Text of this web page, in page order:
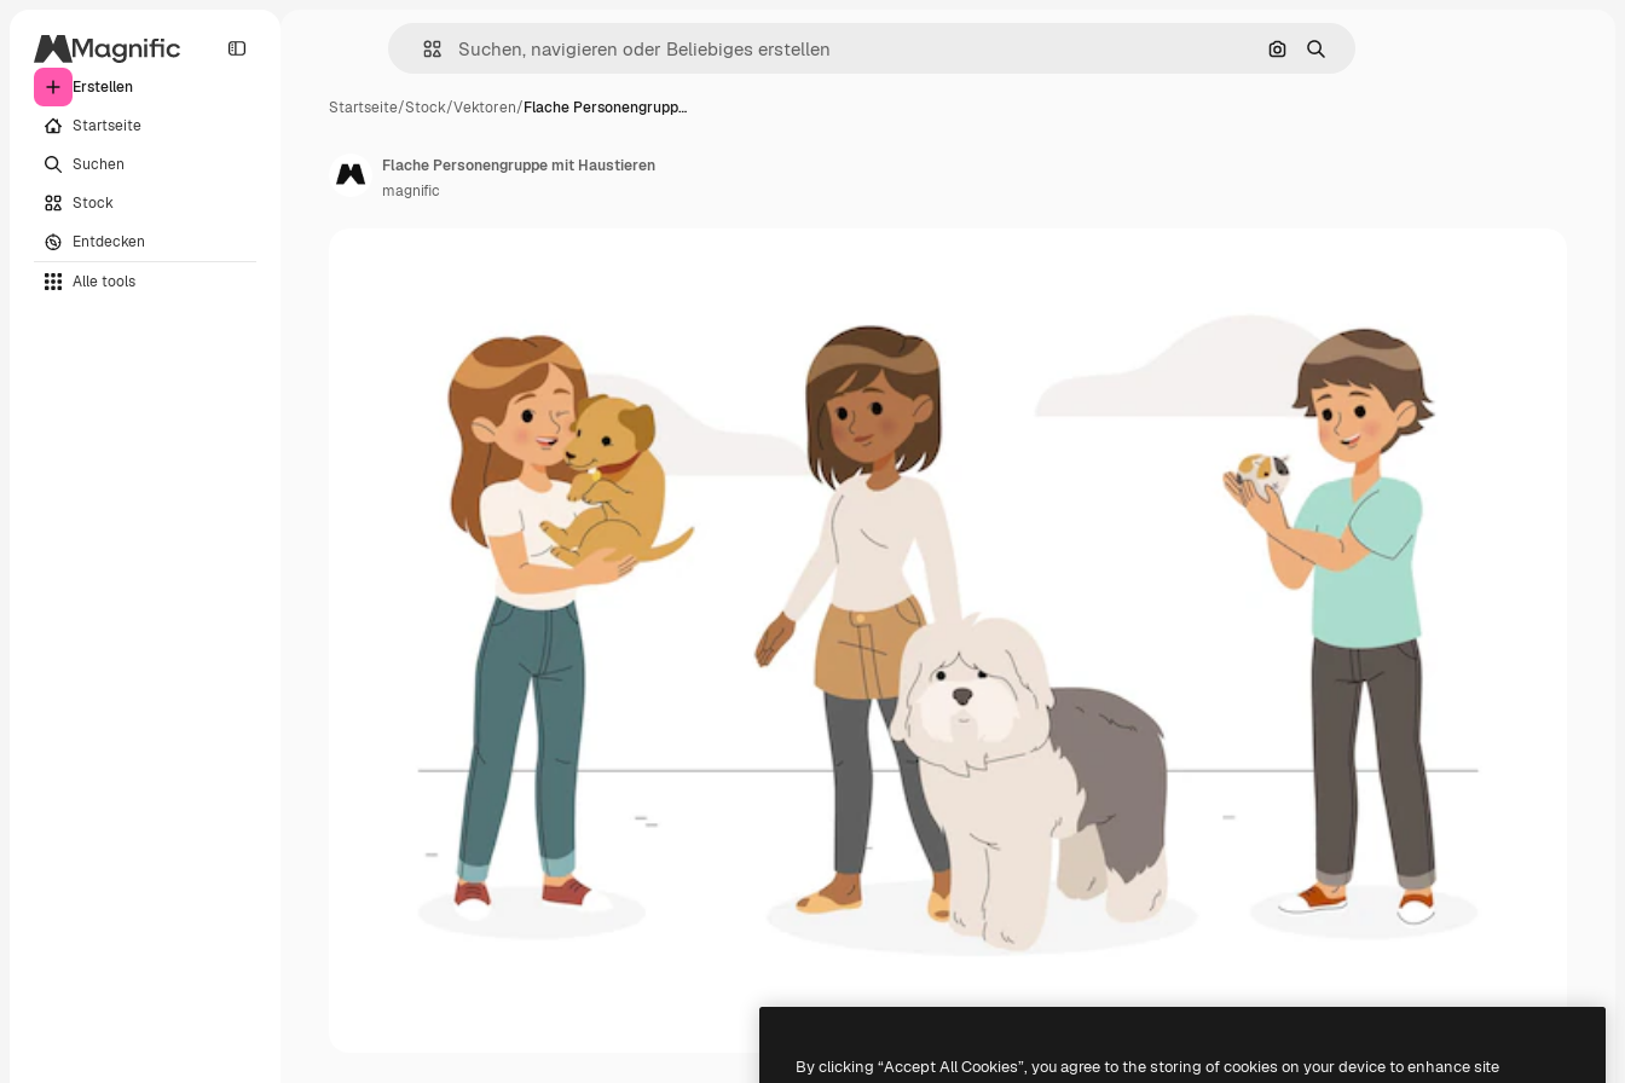
Erstellen
Startseite
Suchen
Stock
Entdecken
Alle tools
Nach Bild suchen
Suchen
Startseite/Stock/Vektoren/Flache Personengrupp…
Flache Personengruppe mit Haustieren
magnific
By clicking “Accept All Cookies”, you agree to the storing of cookies on your device to enhance site